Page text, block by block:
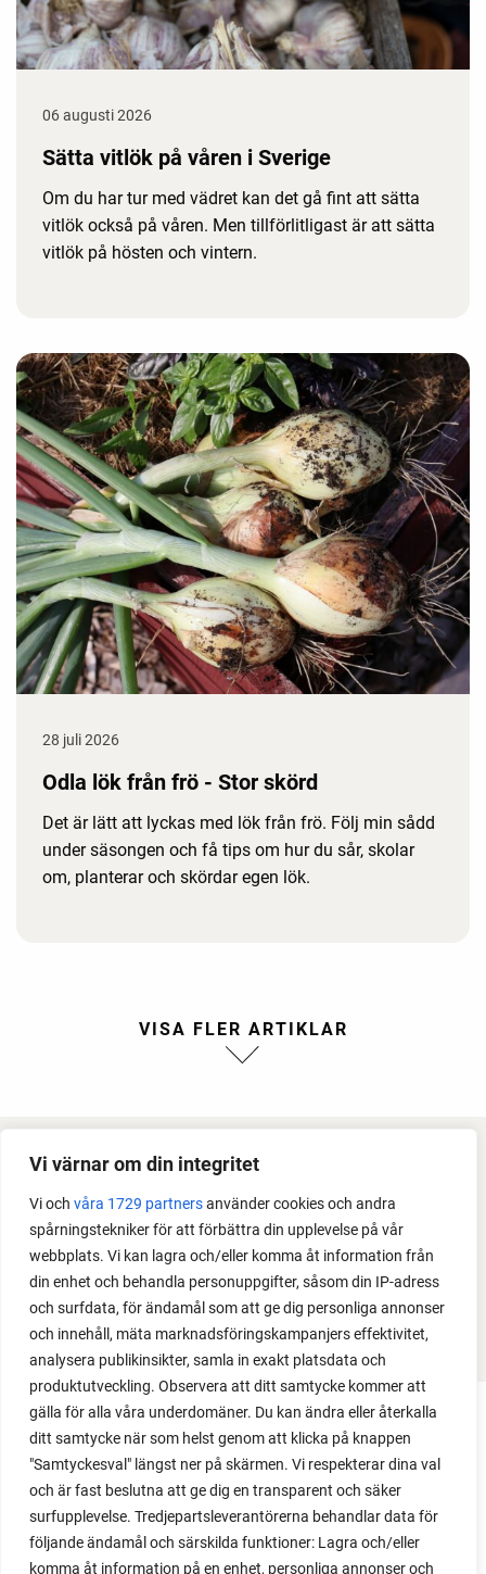
Vi värnar om din integritet
Vi och våra 1729 partnersanvänder cookies och andra
spårningstekniker för att förbättra din upplevelse på vår
webbplats. Vi kan lagra och/eller komma åt information från
din enhet och behandla personuppgifter, såsom din IP-adress
och surfdata, för ändamål som att ge dig personliga annonser
och innehåll, mäta marknadsföringskampanjers effektivitet,
analysera publikinsikter, samla in exakt platsdata och
produktutveckling. Observera att ditt samtycke kommer att
gälla för alla våra underdomäner. Du kan ändra eller återkalla
ditt samtycke när som helst genom att klicka på knappen
"Samtyckesval" längst ner på skärmen. Vi respekterar dina val
och är fast beslutna att ge dig en transparent och säker
surfupplevelse. Tredjepartsleverantörerna behandlar data för
följande ändamål och särskilda funktioner: Lagra och/eller
komma åt information på en enhet, personliga annonser och
06 augusti 2026
Sätta vitlök på våren i Sverige
Om du har tur med vädret kan det gå fint att sätta
vitlök också på våren. Men tillförlitligast är att sätta
vitlök på hösten och vintern.
28 juli 2026
Odla lök från frö - Stor skörd
Det är lätt att lyckas med lök från frö. Följ min sådd
under säsongen och få tips om hur du sår, skolar
om, planterar och skördar egen lök.
FACEBOOK
YOUTUBE
INSTAGRAM
PODCAST